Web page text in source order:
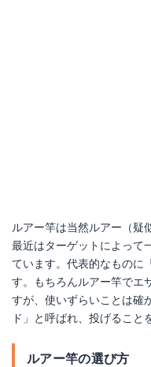
ルアー竿は当然ルアー（疑
最近はターゲットによって
ています。代表的なものに
す。もちろんルアー竿でエ
すが、使いずらいことは確
ド」と呼ばれ、投げること
ルアー竿の選び方